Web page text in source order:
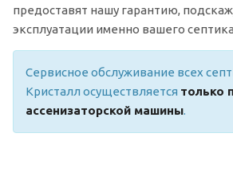
предоставят нашу гарантию,
эксплуатации именно вашего
Сервисное обслуживание всех
Кристалл осуществляется только
ассенизаторской машины.